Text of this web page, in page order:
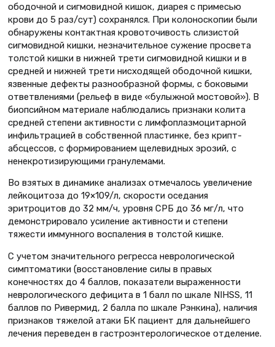
ободочной и сигмовидной кишок, диарея с примесью
крови до 5 раз/сут) сохранялся. При колоноскопии были
обнаружены контактная кровоточивость слизистой
сигмовидной кишки, незначительное сужение просвета
толстой кишки в нижней трети сигмовидной кишки и в
средней и нижней трети нисходящей ободочной кишки,
язвенные дефекты разнообразной формы, с боковыми
ответвлениями (рельеф в виде «булыжной мостовой»). В
биопсийном материале наблюдались признаки колита
средней степени активности с лимфоплазмоцитарной
инфильтрацией в собственной пластинке, без крипт-
абсцессов, с формированием щелевидных эрозий, с
ненекротизирующими гранулемами.
Во взятых в динамике анализах отмечалось увеличение
лейкоцитоза до 19×109/л, скорости оседания
эритроцитов до 32 мм/ч, уровня СРБ до 36 мг/л, что
демонстрировало усиление активности и степени
тяжести иммунного воспаления в толстой кишке.
С учетом значительного регресса неврологической
симптоматики (восстановление силы в правых
конечностях до 4 баллов, показатели выраженности
неврологического дефицита в 1 балл по шкале NIHSS, 11
баллов по Ривермид, 2 балла по шкале Рэнкина), наличия
признаков тяжелой атаки БК пациент для дальнейшего
лечения переведен в гастроэнтерологическое отделение.